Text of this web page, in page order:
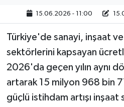
15.06.2026 - 11:00
Türkiye'de sanayi, inşaat
sektörlerini kapsayan ücretli
2026'da geçen yılın aynı
artarak 15 milyon 968 bin
güçlü istihdam artışı